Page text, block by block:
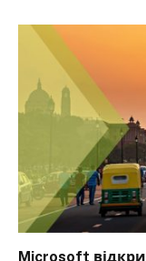
Microsoft